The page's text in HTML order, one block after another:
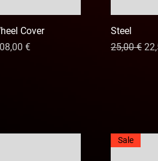
Cover
de oferta
€
Steel
Precio
25,00 €
Sale